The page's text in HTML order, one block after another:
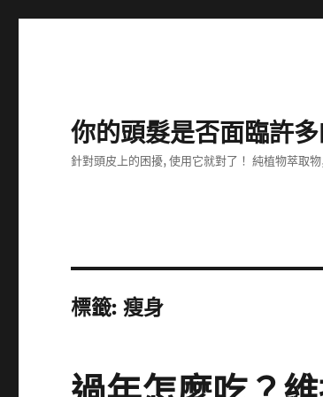
你的頭髮是否面臨許多
針對頭皮上的困擾, 使用它就對了！ 純植物萃取
標籤:瘦身